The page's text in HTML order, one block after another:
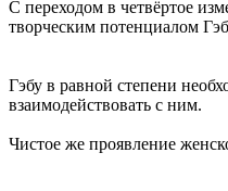
С переходом в четвёртое
творческим потенциалом
Гэбу в равной степени
взаимодействовать с ним.
Чистое же проявление